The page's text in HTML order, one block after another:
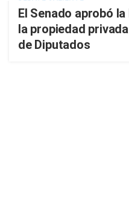
El Senado aprobó
la propiedad
de Diputados